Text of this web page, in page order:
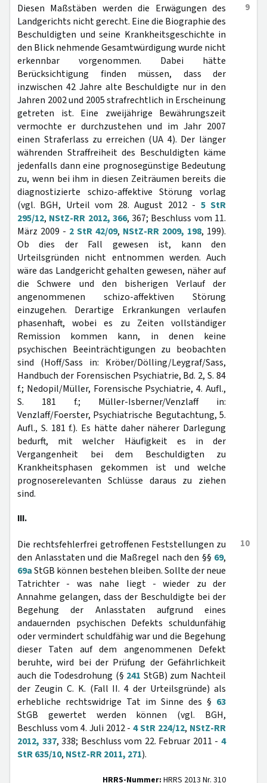
9
Diesen Maßstäben werden die Erwägungen des
Landgerichts nicht gerecht. Eine die Biographie des
Beschuldigten und seine Krankheitsgeschichte in
den Blick nehmende Gesamtwürdigung wurde nicht
erkennbar vorgenommen. Dabei hätte
Berücksichtigung finden müssen, dass der
inzwischen 42 Jahre alte Beschuldigte nur in den
Jahren 2002 und 2005 strafrechtlich in Erscheinung
getreten ist. Eine zweijährige Bewährungszeit
vermochte er durchzustehen und im Jahr 2007
einen Straferlass zu erreichen (UA 4). Der länger
währenden Straffreiheit des Beschuldigten käme
jedenfalls dann eine prognosegünstige Bedeutung
zu, wenn bei ihm in diesen Zeiträumen bereits die
diagnostizierte schizo-affektive Störung vorlag
(vgl. BGH, Urteil vom 28. August 2012 - 5 StR
295/12, NStZ-RR 2012, 366, 367; Beschluss vom 11.
März 2009 - 2 StR 42/09, NStZ-RR 2009, 198, 199).
Ob dies der Fall gewesen ist, kann den
Urteilsgründen nicht entnommen werden. Auch
wäre das Landgericht gehalten gewesen, näher auf
die Schwere und den bisherigen Verlauf der
angenommenen schizo-affektiven Störung
einzugehen. Derartige Erkrankungen verlaufen
phasenhaft, wobei es zu Zeiten vollständiger
Remission kommen kann, in denen keine
psychischen Beeinträchtigungen zu beobachten
sind (Hoff/Sass in: Kröber/Dölling/Leygraf/Sass,
Handbuch der Forensischen Psychiatrie, Bd. 2, S. 84
f.; Nedopil/Müller, Forensische Psychiatrie, 4. Aufl.,
S. 181 f.; Müller-Isberner/Venzlaff in:
Venzlaff/Foerster, Psychiatrische Begutachtung, 5.
Aufl., S. 181 f.). Es hätte daher näherer Darlegung
bedurft, mit welcher Häufigkeit es in der
Vergangenheit bei dem Beschuldigten zu
Krankheitsphasen gekommen ist und welche
prognoserelevanten Schlüsse daraus zu ziehen
sind.
III.
10
Die rechtsfehlerfrei getroffenen Feststellungen zu
den Anlasstaten und die Maßregel nach den §§ 69,
69aStGB können bestehen bleiben. Sollte der neue
Tatrichter - was nahe liegt - wieder zu der
Annahme gelangen, dass der Beschuldigte bei der
Begehung der Anlasstaten aufgrund eines
andauernden psychischen Defekts schuldunfähig
oder vermindert schuldfähig war und die Begehung
dieser Taten auf dem angenommenen Defekt
beruhte, wird bei der Prüfung der Gefährlichkeit
auch die Todesdrohung (§ 241 StGB) zum Nachteil
der Zeugin C. K. (Fall II. 4 der Urteilsgründe) als
erhebliche rechtswidrige Tat im Sinne des § 63
StGB gewertet werden können (vgl. BGH,
Beschluss vom 4. Juli 2012 -4 StR 224/12, NStZ-RR
2012, 337, 338; Beschluss vom 22. Februar 2011 -4
StR 635/10, NStZ-RR 2011, 271).
HRRS-Nummer: HRRS 2013 Nr. 310